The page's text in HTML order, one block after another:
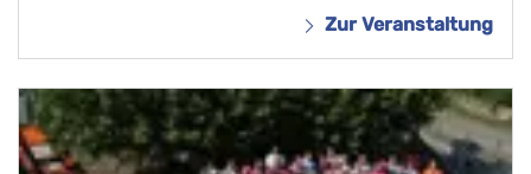
Zur Veranstaltung